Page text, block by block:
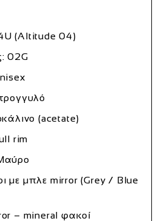
(Altitude 04)
02G
(acetate)
rim
με μπλε mirror (Grey / Blue
– mineral φακοί